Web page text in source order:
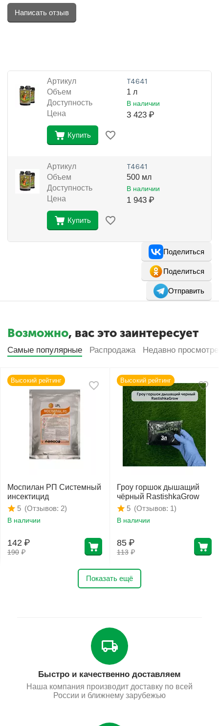
Написать отзыв
Артикул Т4641
Объем
1 л
Доступность
В наличии
Цена 3 423 ₽
Купить
Артикул Т4641
Объем
500 мл
Доступность
В наличии
Цена 1 943 ₽
Купить
Поделиться
Поделиться
Отправить
Возможно, вас это заинтересует
Самые популярные Распродажа Недавно
Высокий рейтинг
Моспилан РП Системный
инсектицид
(Отзывов: 2)
5
В наличии
190 ₽
142 ₽
Высокий рейтинг
Гроу горшок дышащий
чёрный RastishkaGrow
(Отзывов: 1)
5
В наличии
113 ₽
85 ₽
Показать ещё
Быстро и качественно доставляем
Наша компания производит доставку по всей
России и ближнему зарубежью